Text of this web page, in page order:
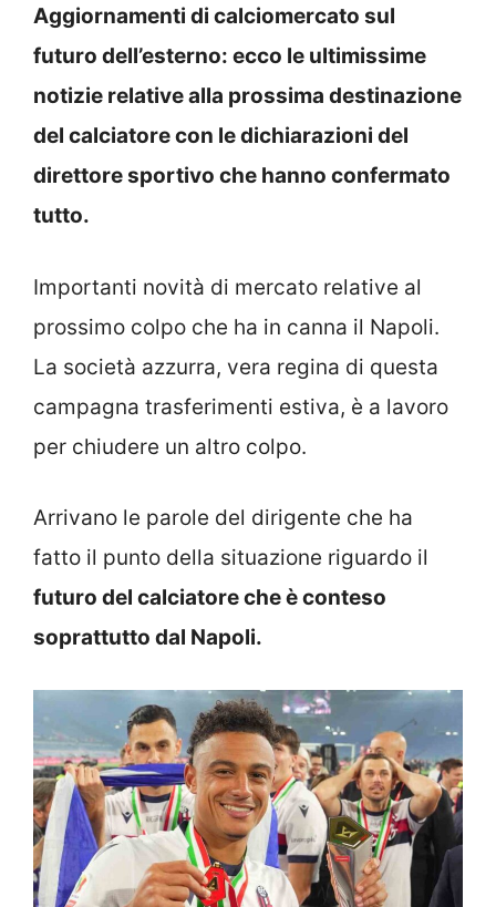
Aggiornamenti di calciomercato sul
futuro dell’esterno: ecco le ultimissime
notizie relative alla prossima destinazione
del calciatore con le dichiarazioni del
direttore sportivo che hanno confermato
tutto.
Importanti novità di mercato relative al
prossimo colpo che ha in canna il Napoli.
La società azzurra, vera regina di questa
campagna trasferimenti estiva, è a lavoro
per chiudere un altro colpo.
Arrivano le parole del dirigente che ha
fatto il punto della situazione riguardo il
futuro del calciatore che è conteso
soprattutto dal Napoli.